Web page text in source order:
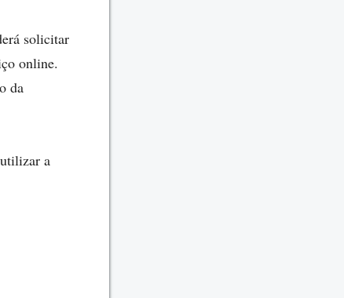
solicitar
online.
da
a